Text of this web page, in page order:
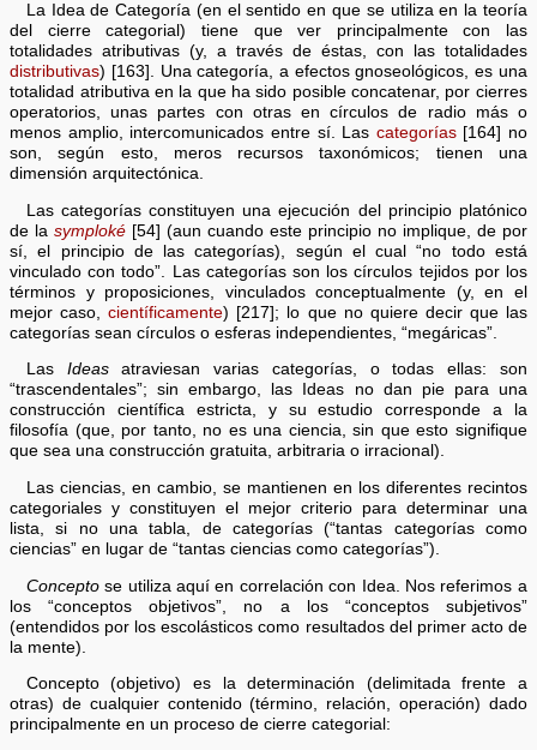
La Idea de Categoría (en el sentido en que se utiliza en la teoría
del cierre categorial) tiene que ver principalmente con las
totalidades atributivas (y, a través de éstas, con las totalidades
distributivas) [163]. Una categoría, a efectos gnoseológicos, es una
totalidad atributiva en la que ha sido posible concatenar, por cierres
operatorios, unas partes con otras en círculos de radio más o
menos amplio, intercomunicados entre sí. Las categorías[164] no
son, según esto, meros recursos taxonómicos; tienen una
dimensión arquitectónica.
Las categorías constituyen una ejecución del principio platónico
de lasymploké [54] (aun cuando este principio no implique, de por
sí, el principio de las categorías), según el cual “no todo está
vinculado con todo”. Las categorías son los círculos tejidos por los
términos y proposiciones, vinculados conceptualmente (y, en el
mejor caso,científicamente) [217]; lo que no quiere decir que las
categorías sean círculos o esferas independientes, “megáricas”.
Las Ideasatraviesan varias categorías, o todas ellas: son
“trascendentales”; sin embargo, las Ideas no dan pie para una
construcción científica estricta, y su estudio corresponde a la
filosofía (que, por tanto, no es una ciencia, sin que esto signifique
que sea una construcción gratuita, arbitraria o irracional).
Las ciencias, en cambio, se mantienen en los diferentes recintos
categoriales y constituyen el mejor criterio para determinar una
lista, si no una tabla, de categorías (“tantas categorías como
ciencias” en lugar de “tantas ciencias como categorías”).
Conceptose utiliza aquí en correlación con Idea. Nos referimos a
los “conceptos objetivos”, no a los “conceptos subjetivos”
(entendidos por los escolásticos como resultados del primer acto de
la mente).
Concepto (objetivo) es la determinación (delimitada frente a
otras) de cualquier contenido (término, relación, operación) dado
principalmente en un proceso de cierre categorial: